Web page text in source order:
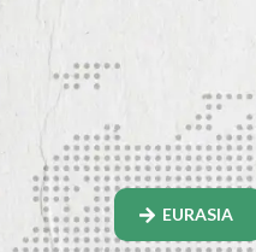
EURASIA